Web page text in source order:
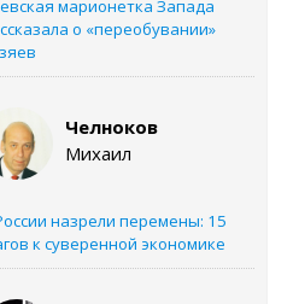
марионетка Запада
о «переобувании»
Челноков
Михаил
назрели перемены: 15
к суверенной экономике